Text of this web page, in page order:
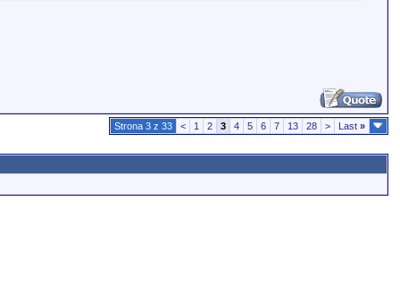
Strona 3 z 33 < 1 2 3 4 5 6 7 13 28 > Last »